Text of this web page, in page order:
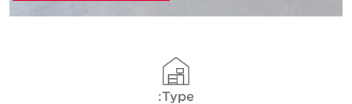
Type: